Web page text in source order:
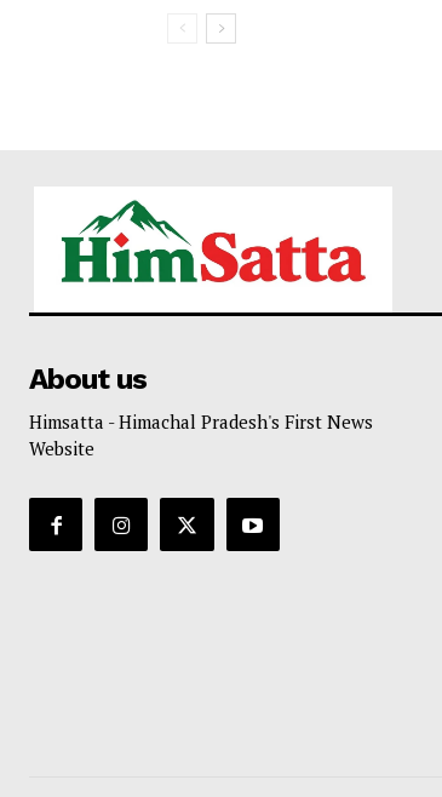
About us
Himsatta - Himachal Pradesh's First News
Website